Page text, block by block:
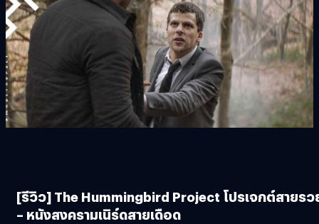
[รีวิว] The Hummingbird Project โปรเจกต์สายรว
– หนังสงครามเนิร์ดสายเดือด